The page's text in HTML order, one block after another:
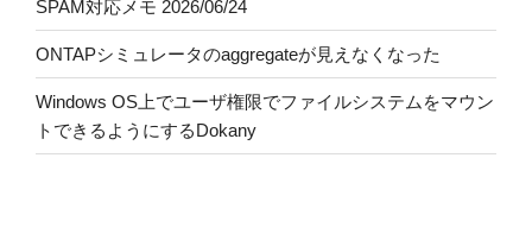
SPAM対応メモ 2026/06/24
ONTAPシミュレータのaggregateが見えなくなった
Windows OS上でユーザ権限でファイルシステムをマウン
トできるようにするDokany